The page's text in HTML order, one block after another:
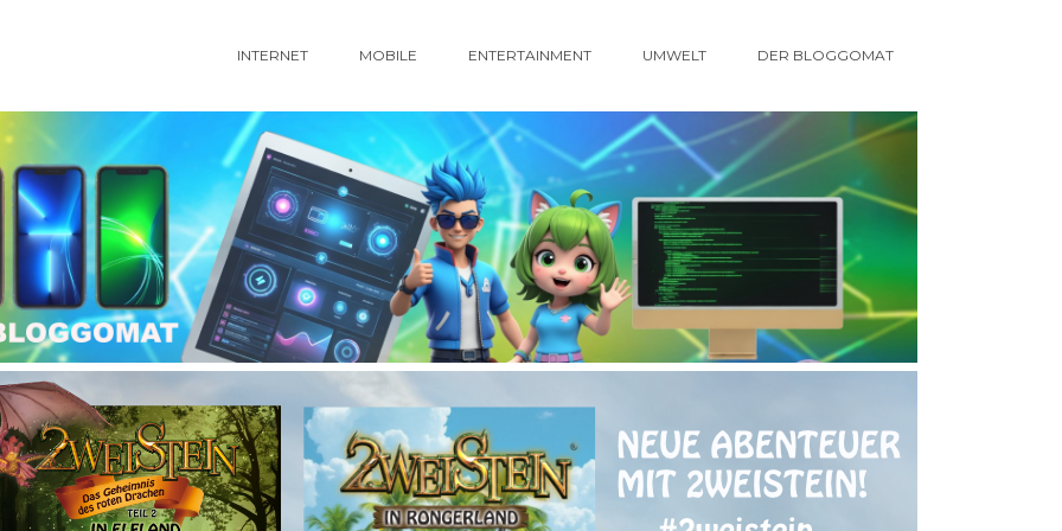
INTERNET MOBILE ENTERTAINMENT UMWELT DER BLOGGOMAT